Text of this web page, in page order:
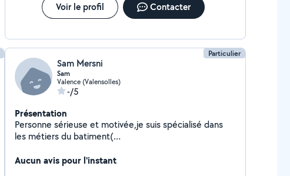
Voir le profil Contacter
Particulier
Sam Mersni
Sam
Valence (Valensolles)
-/5
Présentation
Personne sérieuse et motivée,je suis spécialisé dans
les métiers du batiment(
poêle,cheminées,électricité,plomberie,....
Aucun avis pour l'instant